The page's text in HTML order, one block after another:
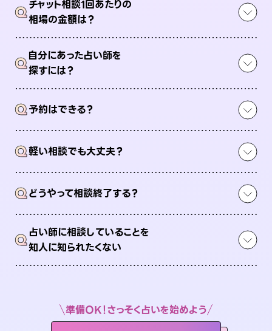
Qチャット相談1回あたりの
相場の金額は？
Q自分にあった占い師を
探すには？
Q予約はできる？
Q軽い相談でも大丈夫？
Qどうやって相談終了する？
Q占い師に相談していることを
知人に知られたくない
準備OK！さっそく占いを始めよう